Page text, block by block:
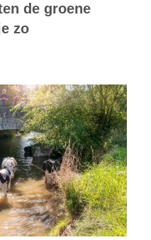
de groene
zo